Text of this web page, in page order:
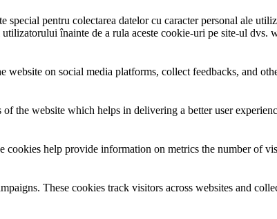
pentru colectarea datelor cu caracter personal ale
înainte de a rula aceste cookie-uri pe site-ul dvs.
on social media platforms, collect feedbacks, and
the website which helps in delivering a better user
help provide information on metrics the number of
These cookies track visitors across websites and